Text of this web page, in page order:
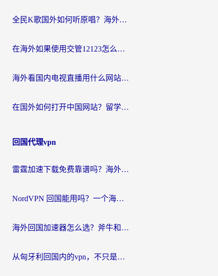
全民K歌国外如何听原唱？海外党亲测有效的回国加速器选择指南
在海外如果使用交管12123怎么处理？留学生亲测有效的回国加速方案
海外看国内电视直播用什么网站比较好？一篇解决你所有追剧难题的实用指南
在国外如何打开中国网站？留学生与海外华人的无缝访问指南
回国代理vpn
雷霆加速下载免费靠谱吗？海外党选回国加速器的避坑指南（附热门工具对比）
NordVPN 回国能用吗？一个海外用户必须面对的真实困境
海外回国加速器怎么选？斧牛和海龟哪个好？一篇帮你避开坑的实用指南
从匈牙利回国内的vpn，不只是为了刷剧那么简单